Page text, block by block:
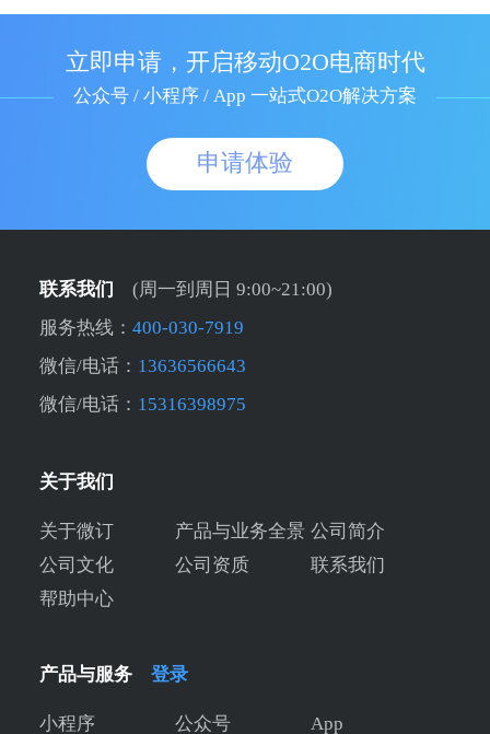
立即申请，开启移动O2O电商时代
公众号 / 小程序 / App 一站式O2O解决方案
申请体验
联系我们
(周一到周日 9:00~21:00)
服务热线： 400-030-7919
微信/电话： 13636566643
微信/电话： 15316398975
关于我们
关于微订 产品与业务全景 公司简介
公司文化
公司资质
联系我们
帮助中心
产品与服务 登录
小程序 公众号 App